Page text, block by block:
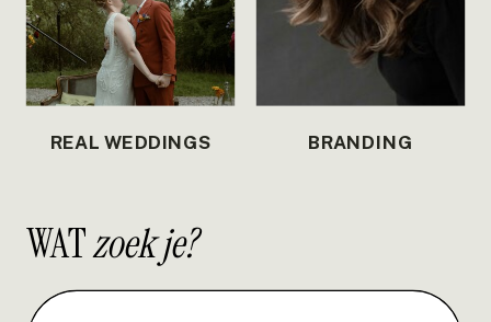
REAL WEDDINGS BRANDING
WATzoek je?